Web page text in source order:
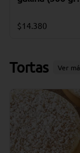
$14.380
Tortas Ver